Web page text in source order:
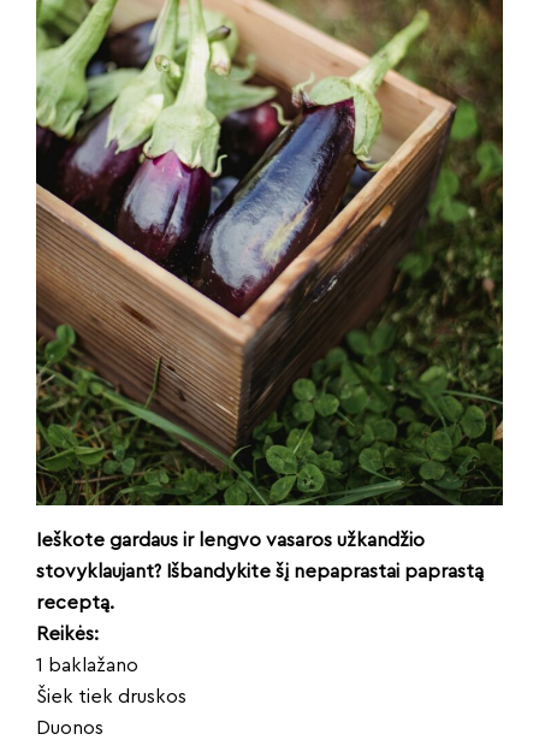
Ieškote gardaus ir lengvo vasaros užkandžio
stovyklaujant? Išbandykite šį nepaprastai paprastą
receptą.
Reikės:
1 baklažano
Šiek tiek druskos
Duonos